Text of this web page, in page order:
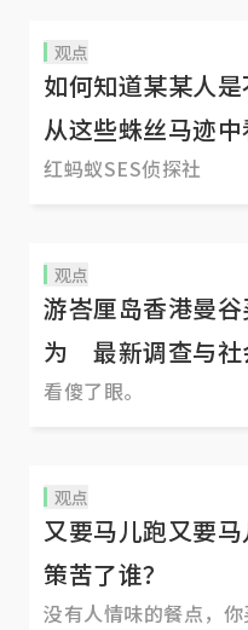
观点
如何知道某某人
从这些蛛丝马迹中
红蚂蚁SES侦探社
观点
游峇厘岛香港曼
为 最新调查与社
看傻了眼。
观点
又要马儿跑又要
策苦了谁？
没有人情味的餐点，你